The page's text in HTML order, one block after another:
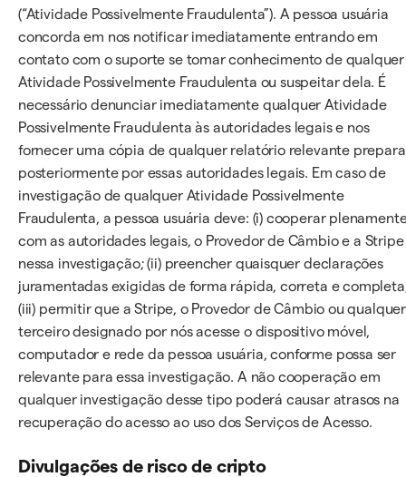
(“Atividade Possivelmente Fraudulenta”). A pessoa usuária
concorda em nos notificar imediatamente entrando em
contato com o suporte se tomar conhecimento de qualquer
Atividade Possivelmente Fraudulenta ou suspeitar dela. É
necessário denunciar imediatamente qualquer Atividade
Possivelmente Fraudulenta às autoridades legais e nos
fornecer uma cópia de qualquer relatório relevante
posteriormente por essas autoridades legais. Em caso de
investigação de qualquer Atividade Possivelmente
Fraudulenta, a pessoa usuária deve: (i) cooperar
com as autoridades legais, o Provedor de Câmbio e a Stripe
nessa investigação; (ii) preencher quaisquer declarações
juramentadas exigidas de forma rápida, correta e
(iii) permitir que a Stripe, o Provedor de Câmbio ou qualquer
terceiro designado por nós acesse o dispositivo móvel,
computador e rede da pessoa usuária, conforme possa ser
relevante para essa investigação. A não cooperação em
qualquer investigação desse tipo poderá causar atrasos na
recuperação do acesso ao uso dos Serviços de Acesso.
Divulgações de risco de cripto